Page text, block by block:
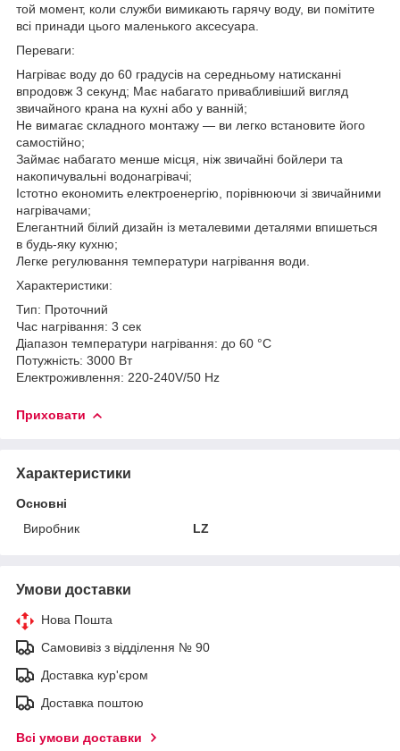
той момент, коли служби вимикають гарячу воду, ви помітите
всі принади цього маленького аксесуара.
Переваги:
Нагріває воду до 60 градусів на середньому натисканні
впродовж 3 секунд; Має набагато привабливіший вигляд
звичайного крана на кухні або у ванній;
Не вимагає складного монтажу — ви легко встановите його
самостійно;
Займає набагато менше місця, ніж звичайні бойлери та
накопичувальні водонагрівачі;
Істотно економить електроенергію, порівнюючи зі звичайними
нагрівачами;
Елегантний білий дизайн із металевими деталями впишеться
в будь-яку кухню;
Легке регулювання температури нагрівання води.
Характеристики:
Тип: Проточний
Час нагрівання: 3 сек
Діапазон температури нагрівання: до 60 °C
Потужність: 3000 Вт
Електроживлення: 220-240V/50 Hz
Приховати
Характеристики
Основні
Виробник
LZ
Умови доставки
Нова Пошта
Самовивіз з відділення № 90
Доставка кур'єром
Доставка поштою
Всі умови доставки